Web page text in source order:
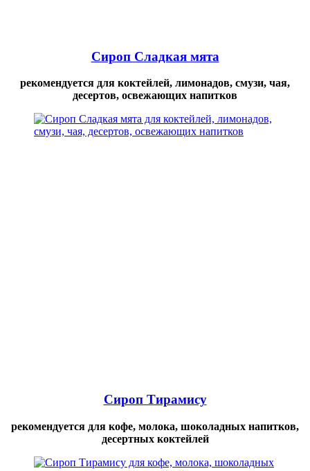
Сироп Сладкая мята
рекомендуется для коктейлей, лимонадов, смузи, чая,
десертов, освежающих напитков
Сироп Тирамису
рекомендуется для кофе, молока, шоколадных напитков,
десертных коктейлей